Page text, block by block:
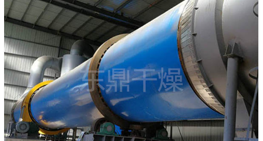
安徽罗汉果渣烘干机发货现场
生产能力：200吨/天 项目地点：安徽
项目详情